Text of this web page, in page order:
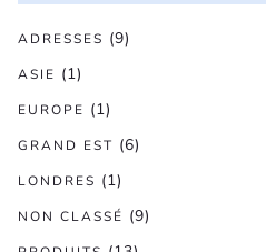
ADRESSES (9)
ASIE (1)
EUROPE (1)
GRAND EST (6)
LONDRES (1)
NON CLASSÉ (9)